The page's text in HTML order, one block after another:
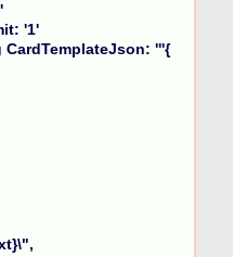
'1'
CardTemplateJson: '''{